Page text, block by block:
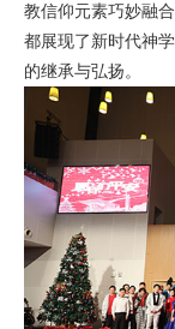
教信仰元素巧妙融
都展现了新时代神
的继承与弘扬。